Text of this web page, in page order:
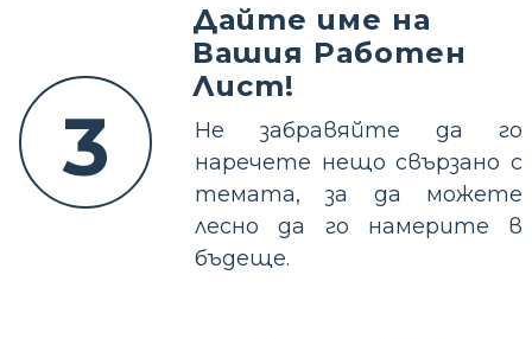
3
Дайте име на
Вашия Работен
Лист!
Не забравяйте да го
наречете нещо свързано с
темата, за да можете
лесно да го намерите в
бъдеще.